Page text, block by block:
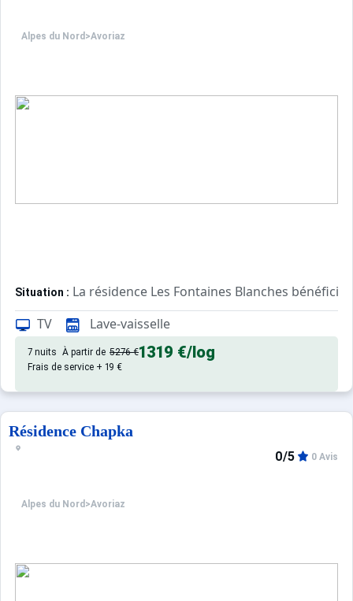
Alpes du Nord >Avoriaz
Situation : La résidence Les Fontaines Blanches
Tous les appartements sont orientés plein Sud
Appartement de particulier :
TV Lave-vaisselle
7 nuits À partir de 5276 €1319 €/log
Frais de service + 19 €
Résidence Chapka
Alpes du Nord >Avoriaz
0/5 0 Avis